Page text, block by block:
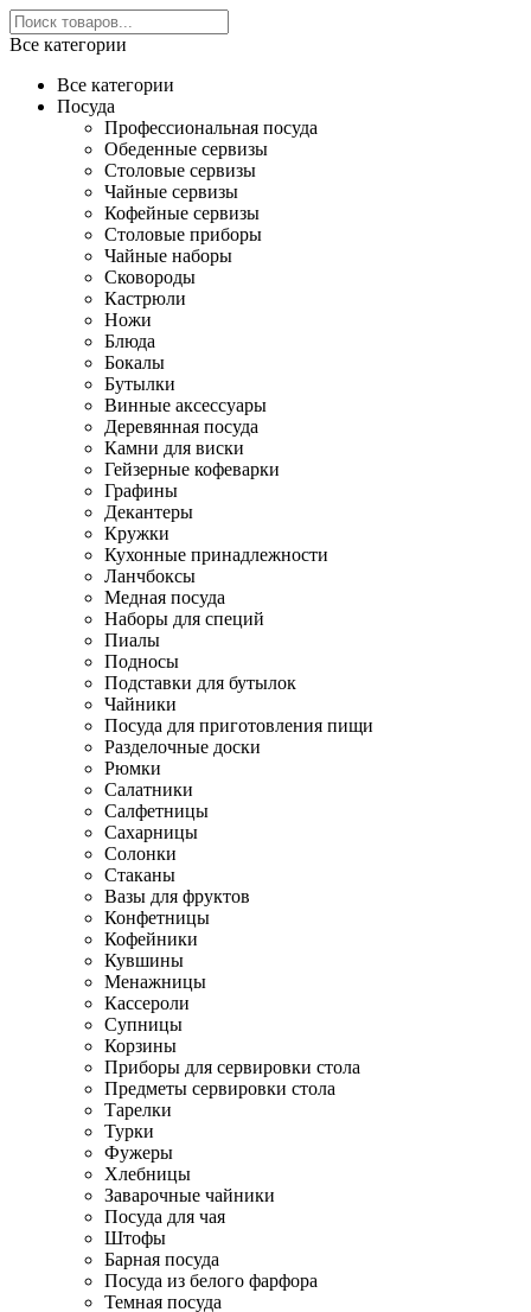
Все категории
Все категории
Посуда
Профессиональная посуда
Обеденные сервизы
Столовые сервизы
Чайные сервизы
Кофейные сервизы
Столовые приборы
Чайные наборы
Сковороды
Кастрюли
Ножи
Блюда
Бокалы
Бутылки
Винные аксессуары
Деревянная посуда
Камни для виски
Гейзерные кофеварки
Графины
Декантеры
Кружки
Кухонные принадлежности
Ланчбоксы
Медная посуда
Наборы для специй
Пиалы
Подносы
Подставки для бутылок
Чайники
Посуда для приготовления пищи
Разделочные доски
Рюмки
Салатники
Салфетницы
Сахарницы
Солонки
Стаканы
Вазы для фруктов
Конфетницы
Кофейники
Кувшины
Менажницы
Кассероли
Супницы
Корзины
Приборы для сервировки стола
Предметы сервировки стола
Тарелки
Турки
Фужеры
Хлебницы
Заварочные чайники
Посуда для чая
Штофы
Барная посуда
Посуда из белого фарфора
Темная посуда